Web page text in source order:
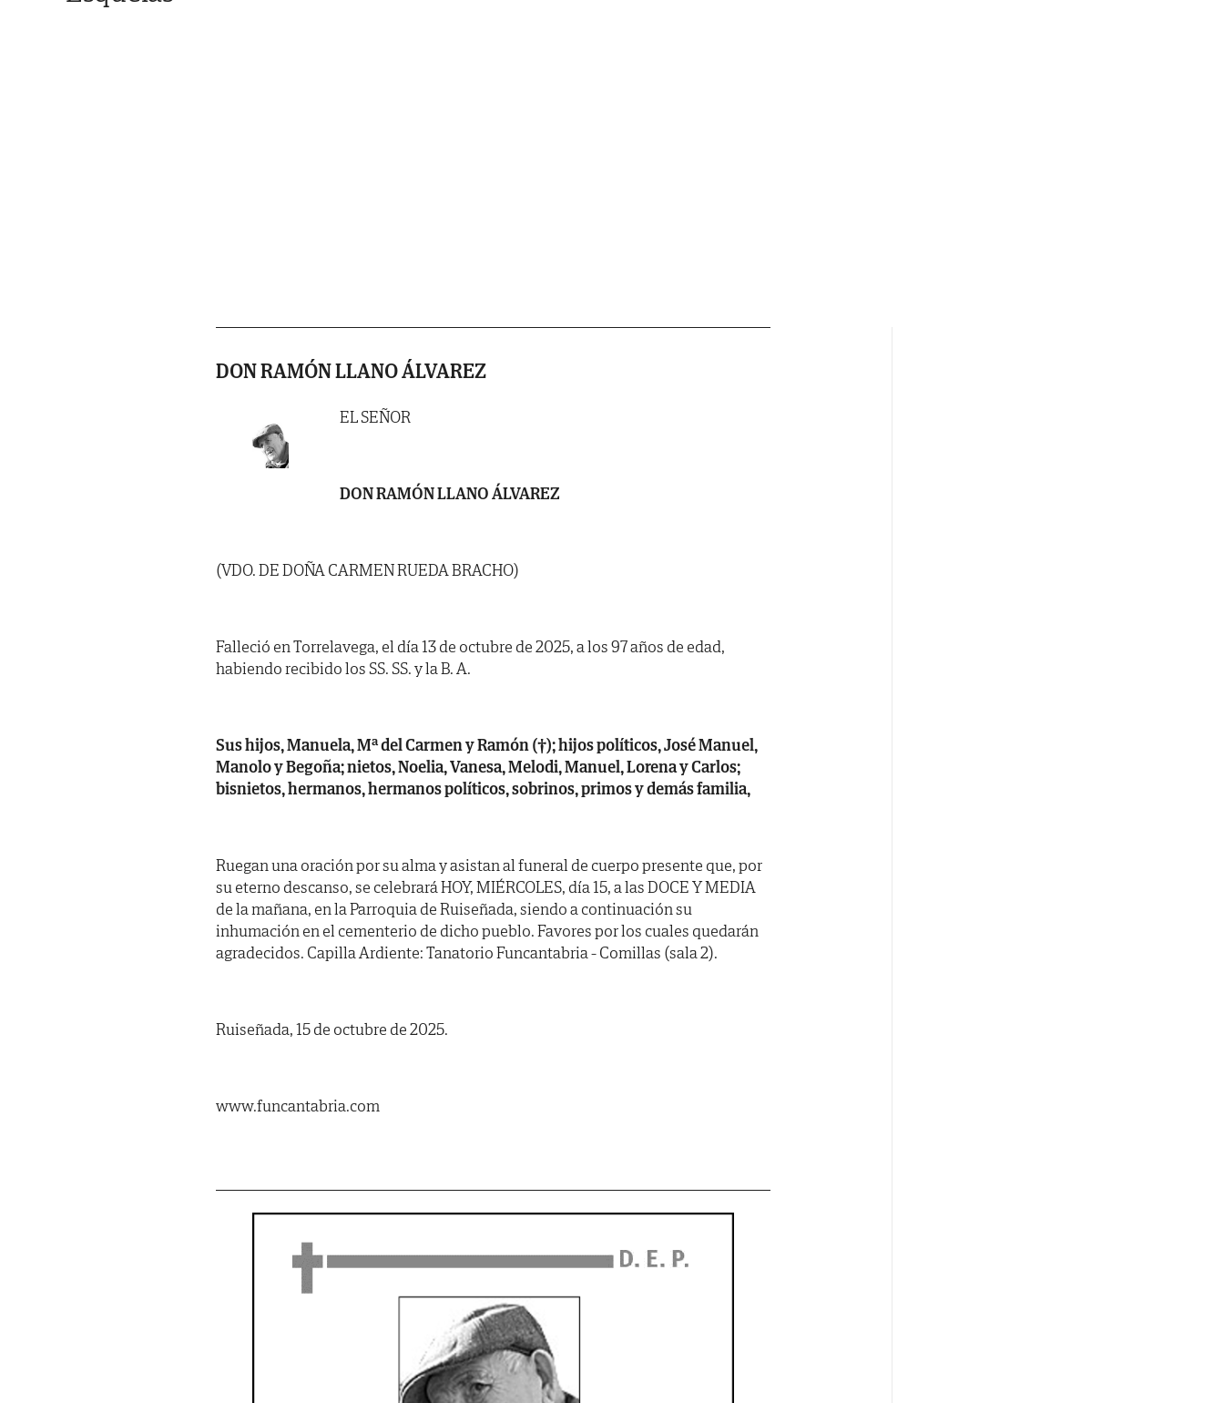
DON RAMÓN LLANO ÁLVAREZ
EL SEÑOR
DON RAMÓN LLANO ÁLVAREZ
(VDO. DE DOÑA CARMEN RUEDA BRACHO)
Falleció en Torrelavega, el día 13 de octubre de 2025, a los 97 años de edad,
habiendo recibido los SS. SS. y la B. A.
Sus hijos, Manuela, Mª del Carmen y Ramón (†); hijos políticos, José Manuel,
Manolo y Begoña; nietos, Noelia, Vanesa, Melodi, Manuel, Lorena y Carlos;
bisnietos, hermanos, hermanos políticos, sobrinos, primos y demás familia,
Ruegan una oración por su alma y asistan al funeral de cuerpo presente que, por
su eterno descanso, se celebrará HOY, MIÉRCOLES, día 15, a las DOCE Y MEDIA
de la mañana, en la Parroquia de Ruiseñada, siendo a continuación su
inhumación en el cementerio de dicho pueblo. Favores por los cuales quedarán
agradecidos. Capilla Ardiente: Tanatorio Funcantabria - Comillas (sala 2).
Ruiseñada, 15 de octubre de 2025.
www.funcantabria.com